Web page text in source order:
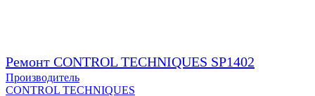
Ремонт CONTROL TECHNIQUES SP1402
Производитель
CONTROL TECHNIQUES